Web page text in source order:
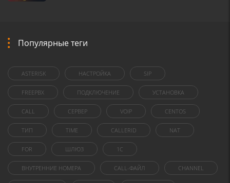
Популярные теги
ASTERISK НАСТРОЙКА SIP
FREEPBX ПОДКЛЮЧЕНИЕ УСТАНОВКА
CALL СЕРВЕР VOIP CENTOS
ТИП TIME CALLERID NAT
FOR ШЛЮЗ 1C
ВНУТРЕННИЕ НОМЕРА CALL-ФАЙЛ CHANNEL